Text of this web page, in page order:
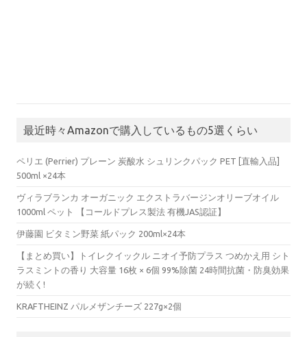
最近時々Amazonで購入しているもの5選くらい
ペリエ (Perrier) プレーン 炭酸水 シュリンクパック PET [直輸入品]
500ml ×24本
ヴィラブランカ オーガニック エクストラバージンオリーブオイル
1000ml ペット 【コールドプレス製法 有機JAS認証】
伊藤園 ビタミン野菜 紙パック 200ml×24本
【まとめ買い】トイレクイックル ニオイ予防プラス つめかえ用 シト
ラスミントの香り 大容量 16枚 × 6個 99%除菌 24時間抗菌・防臭効果
が続く!
KRAFTHEINZ パルメザンチーズ 227g×2個